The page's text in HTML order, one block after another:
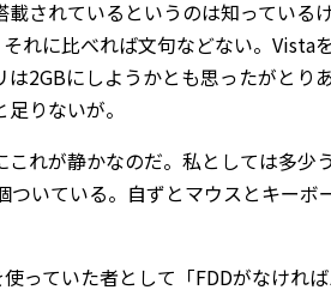
されているというのは知っているけ
れに比べれば文句などない。Vista
2GBにしようかとも思ったがとり
りないが。
れが静かなのだ。私としては多少
いている。自ずとマウスとキーボ
っていた者として「FDDがなけれ